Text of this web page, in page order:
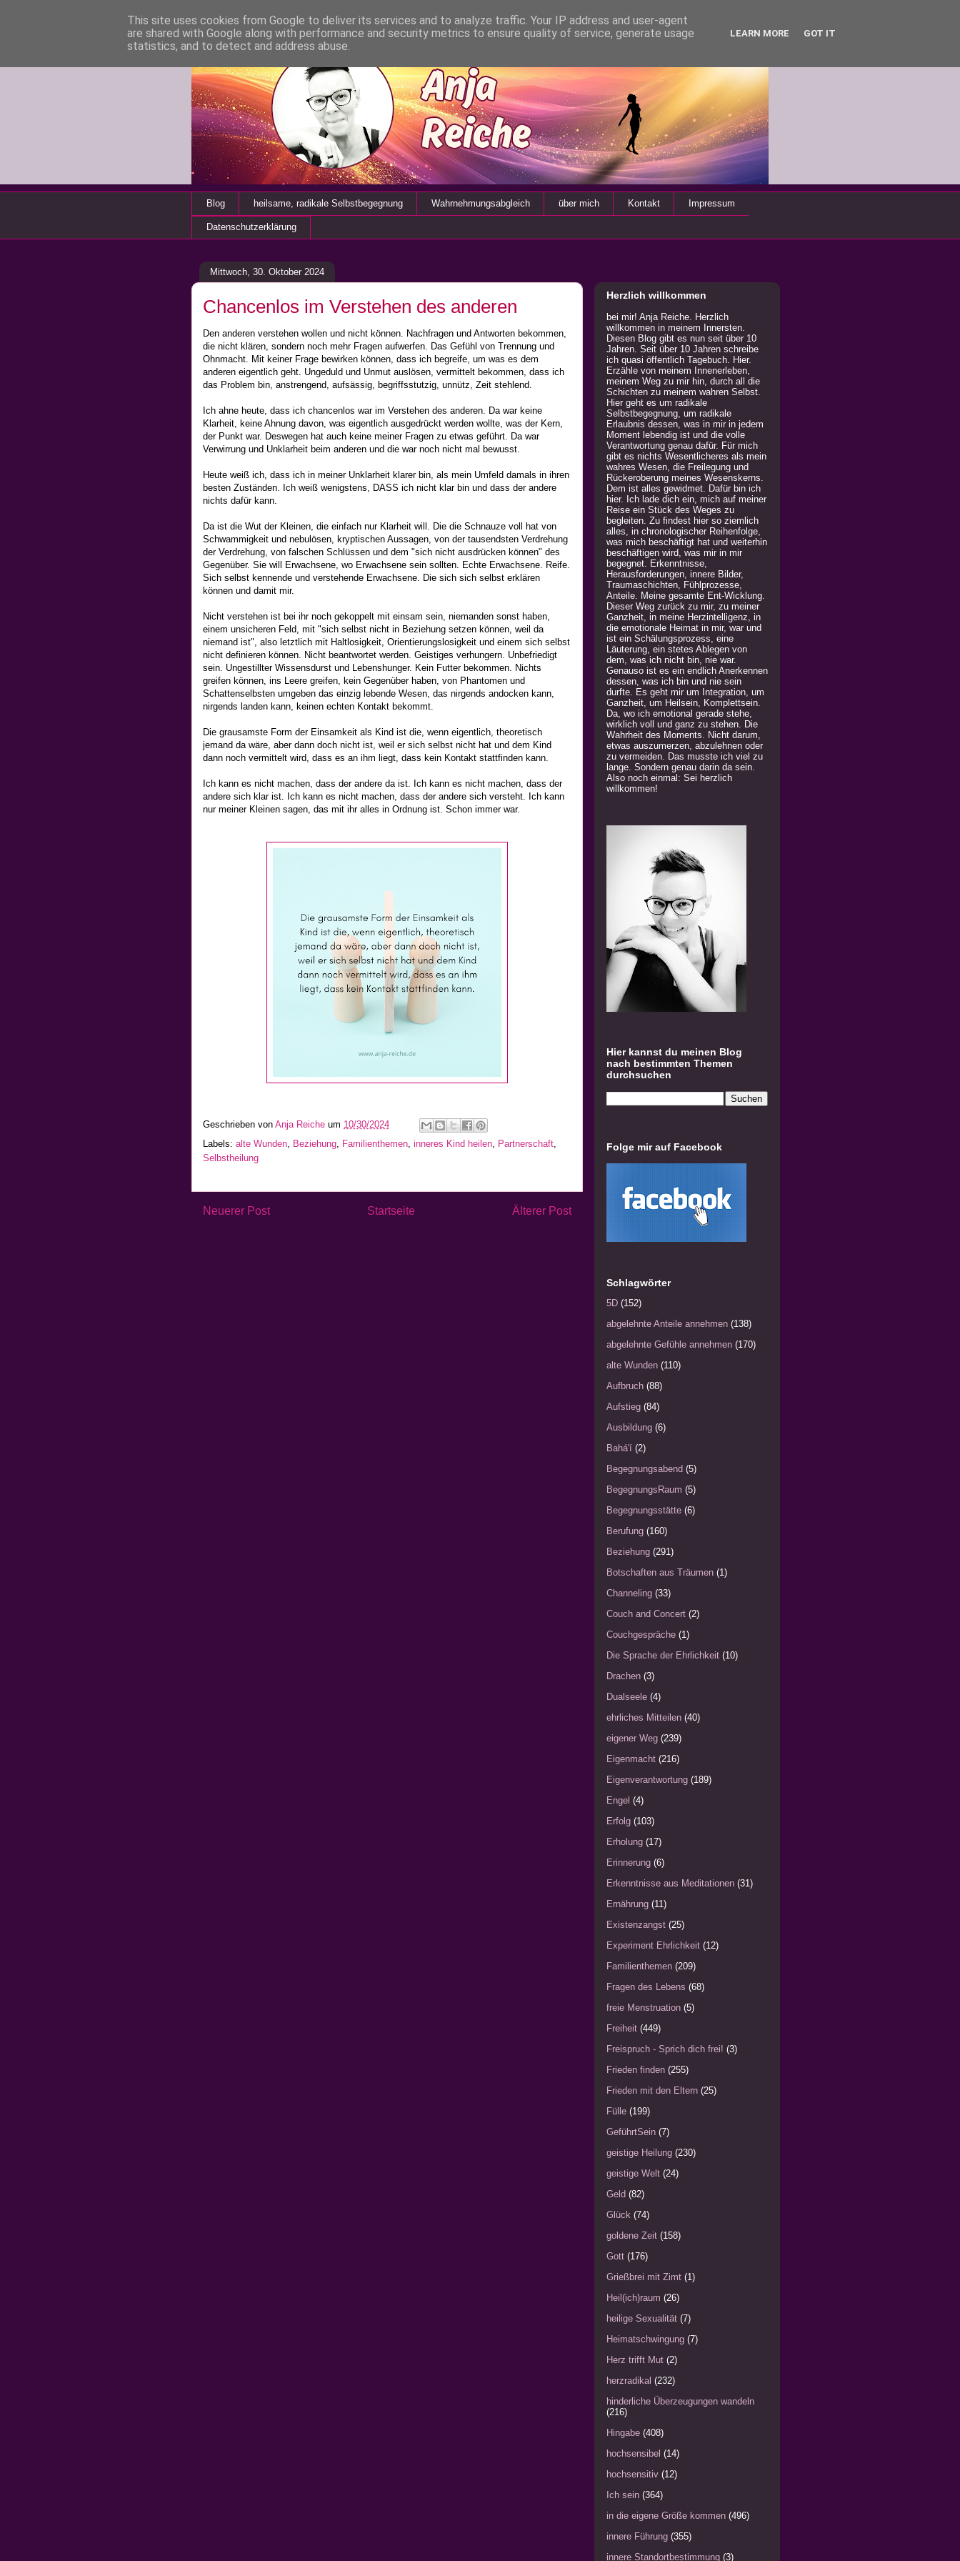
Blog heilsame, radikale Selbstbegegnung Wahrnehmungsabgleich über mich Kontakt Impressum
Datenschutzerklärung
Mittwoch, 30. Oktober 2024
Chancenlos im Verstehen des anderen
Den anderen verstehen wollen und nicht können. Nachfragen und Antworten bekommen,
die nicht klären, sondern noch mehr Fragen aufwerfen. Das Gefühl von Trennung und
Ohnmacht. Mit keiner Frage bewirken können, dass ich begreife, um was es dem
anderen eigentlich geht. Ungeduld und Unmut auslösen, vermittelt bekommen, dass ich
das Problem bin, anstrengend, aufsässig, begriffsstutzig, unnütz, Zeit stehlend.
Ich ahne heute, dass ich chancenlos war im Verstehen des anderen. Da war keine
Klarheit, keine Ahnung davon, was eigentlich ausgedrückt werden wollte, was der Kern,
der Punkt war. Deswegen hat auch keine meiner Fragen zu etwas geführt. Da war
Verwirrung und Unklarheit beim anderen und die war noch nicht mal bewusst.
Heute weiß ich, dass ich in meiner Unklarheit klarer bin, als mein Umfeld damals in ihren
besten Zuständen. Ich weiß wenigstens, DASS ich nicht klar bin und dass der andere
nichts dafür kann.
Da ist die Wut der Kleinen, die einfach nur Klarheit will. Die die Schnauze voll hat von
Schwammigkeit und nebulösen, kryptischen Aussagen, von der tausendsten Verdrehung
der Verdrehung, von falschen Schlüssen und dem "sich nicht ausdrücken können" des
Gegenüber. Sie will Erwachsene, wo Erwachsene sein sollten. Echte Erwachsene. Reife.
Sich selbst kennende und verstehende Erwachsene. Die sich sich selbst erklären
können und damit mir.
Nicht verstehen ist bei ihr noch gekoppelt mit einsam sein, niemanden sonst haben,
einem unsicheren Feld, mit "sich selbst nicht in Beziehung setzen können, weil da
niemand ist", also letztlich mit Haltlosigkeit, Orientierungslosigkeit und einem sich selbst
nicht definieren können. Nicht beantwortet werden. Geistiges verhungern. Unbefriedigt
sein. Ungestillter Wissensdurst und Lebenshunger. Kein Futter bekommen. Nichts
greifen können, ins Leere greifen, kein Gegenüber haben, von Phantomen und
Schattenselbsten umgeben das einzig lebende Wesen, das nirgends andocken kann,
nirgends landen kann, keinen echten Kontakt bekommt.
Die grausamste Form der Einsamkeit als Kind ist die, wenn eigentlich, theoretisch
jemand da wäre, aber dann doch nicht ist, weil er sich selbst nicht hat und dem Kind
dann noch vermittelt wird, dass es an ihm liegt, dass kein Kontakt stattfinden kann.
Ich kann es nicht machen, dass der andere da ist. Ich kann es nicht machen, dass der
andere sich klar ist. Ich kann es nicht machen, dass der andere sich versteht. Ich kann
nur meiner Kleinen sagen, das mit ihr alles in Ordnung ist. Schon immer war.
Geschrieben von Anja Reiche um 10/30/2024
Labels: alte Wunden, Beziehung, Familienthemen, inneres Kind heilen, Partnerschaft,
Selbstheilung
Neuerer Post Älterer Post
Startseite
Herzlich willkommen
bei mir! Anja Reiche. Herzlich
willkommen in meinem Innersten.
Diesen Blog gibt es nun seit über 10
Jahren. Seit über 10 Jahren schreibe
ich quasi öffentlich Tagebuch. Hier.
Erzähle von meinem Innenerleben,
meinem Weg zu mir hin, durch all die
Schichten zu meinem wahren Selbst.
Hier geht es um radikale
Selbstbegegnung, um radikale
Erlaubnis dessen, was in mir in jedem
Moment lebendig ist und die volle
Verantwortung genau dafür. Für mich
gibt es nichts Wesentlicheres als mein
wahres Wesen, die Freilegung und
Rückeroberung meines Wesenskerns.
Dem ist alles gewidmet. Dafür bin ich
hier. Ich lade dich ein, mich auf meiner
Reise ein Stück des Weges zu
begleiten. Zu findest hier so ziemlich
alles, in chronologischer Reihenfolge,
was mich beschäftigt hat und weiterhin
beschäftigen wird, was mir in mir
begegnet. Erkenntnisse,
Herausforderungen, innere Bilder,
Traumaschichten, Fühlprozesse,
Anteile. Meine gesamte Ent-Wicklung.
Dieser Weg zurück zu mir, zu meiner
Ganzheit, in meine Herzintelligenz, in
die emotionale Heimat in mir, war und
ist ein Schälungsprozess, eine
Läuterung, ein stetes Ablegen von
dem, was ich nicht bin, nie war.
Genauso ist es ein endlich Anerkennen
dessen, was ich bin und nie sein
durfte. Es geht mir um Integration, um
Ganzheit, um Heilsein, Komplettsein.
Da, wo ich emotional gerade stehe,
wirklich voll und ganz zu stehen. Die
Wahrheit des Moments. Nicht darum,
etwas auszumerzen, abzulehnen oder
zu vermeiden. Das musste ich viel zu
lange. Sondern genau darin da sein.
Also noch einmal: Sei herzlich
willkommen!
Hier kannst du meinen Blog
nach bestimmten Themen
durchsuchen
Folge mir auf Facebook
Schlagwörter
5D (152)
abgelehnte Anteile annehmen (138)
abgelehnte Gefühle annehmen (170)
alte Wunden (110)
Aufbruch (88)
Aufstieg (84)
Ausbildung (6)
Bahá'í (2)
Begegnungsabend (5)
BegegnungsRaum (5)
Begegnungsstätte (6)
Berufung (160)
Beziehung (291)
Botschaften aus Träumen (1)
Channeling (33)
Couch and Concert (2)
Couchgespräche (1)
Die Sprache der Ehrlichkeit (10)
Drachen (3)
Dualseele (4)
ehrliches Mitteilen (40)
eigener Weg (239)
Eigenmacht (216)
Eigenverantwortung (189)
Engel (4)
Erfolg (103)
Erholung (17)
Erinnerung (6)
Erkenntnisse aus Meditationen (31)
Ernährung (11)
Existenzangst (25)
Experiment Ehrlichkeit (12)
Familienthemen (209)
Fragen des Lebens (68)
freie Menstruation (5)
Freiheit (449)
Freispruch - Sprich dich frei! (3)
Frieden finden (255)
Frieden mit den Eltern (25)
Fülle (199)
GeführtSein (7)
geistige Heilung (230)
geistige Welt (24)
Geld (82)
Glück (74)
goldene Zeit (158)
Gott (176)
Grießbrei mit Zimt (1)
Heil(ich)raum (26)
heilige Sexualität (7)
Heimatschwingung (7)
Herz trifft Mut (2)
herzradikal (232)
hinderliche Überzeugungen wandeln
(216)
Hingabe (408)
hochsensibel (14)
hochsensitiv (12)
Ich sein (364)
in die eigene Größe kommen (496)
innere Führung (355)
innere Standortbestimmung (3)
This site uses cookies from Google to deliver its services and to analyze traffic. Your IP address and user-agent
are shared with Google along with performance and security metrics to ensure quality of service, generate usage
statistics, and to detect and address abuse.
LEARN MORE GOT IT